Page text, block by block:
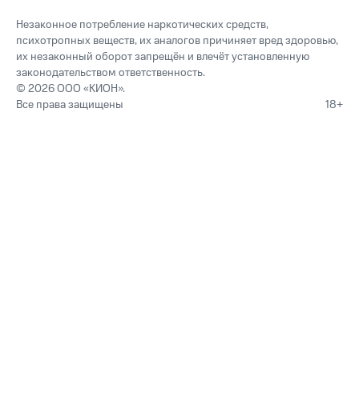
Незаконное потребление наркотических средств,
психотропных веществ, их аналогов причиняет вред здоровью,
их незаконный оборот запрещён и влечёт установленную
законодательством ответственность.
© 2026 ООО «КИОН».
Все права защищены
18+